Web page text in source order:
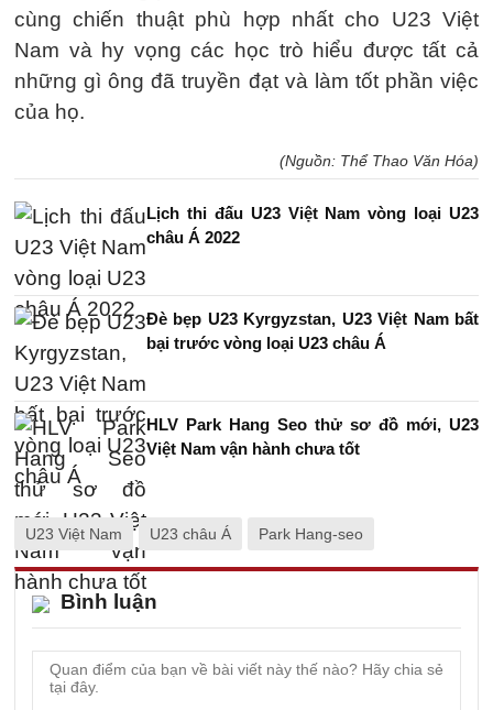
cùng chiến thuật phù hợp nhất cho U23 Việt
Nam và hy vọng các học trò hiểu được tất cả
những gì ông đã truyền đạt và làm tốt phần việc
của họ.
(Nguồn: Thể Thao Văn Hóa)
Lịch thi đấu U23 Việt Nam vòng loại U23
châu Á 2022
Đè bẹp U23 Kyrgyzstan, U23 Việt Nam bất
bại trước vòng loại U23 châu Á
HLV Park Hang Seo thử sơ đồ mới, U23
Việt Nam vận hành chưa tốt
U23 Việt Nam U23 châu Á Park Hang-seo
Bình luận